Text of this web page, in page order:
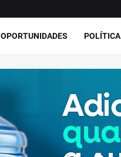
OPORTUNIDADES POLÍTICA